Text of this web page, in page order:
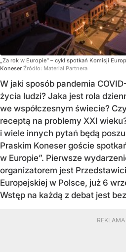
„Za rok w Europie” – cykl spotkań Komisji
Koneser Źródło: Materiał Partnera
W jaki sposób pandemia
życia ludzi? Jaka jest rola
we współczesnym świecie?
receptą na problemy XXI
i wiele innych pytań będą
Praskim Koneser goście
w Europie”. Pierwsze
organizatorem jest
Europejskiej w Polsce, już 6
Wstęp na każdą z debat jest